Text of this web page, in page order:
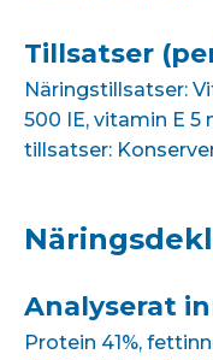
Tillsatser
Näringstillsatser:
500 IE, vitamin E 5
tillsatser:
Analyserat
Protein 41%,